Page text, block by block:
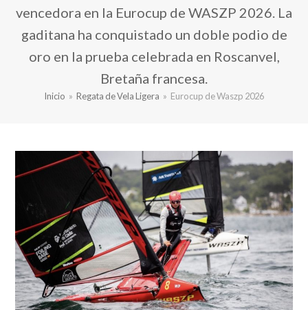
vencedora en la Eurocup de WASZP 2026. La
gaditana ha conquistado un doble podio de
oro en la prueba celebrada en Roscanvel,
Bretaña francesa.
Inicio » Regata de Vela Ligera » Eurocup de Waszp 2026